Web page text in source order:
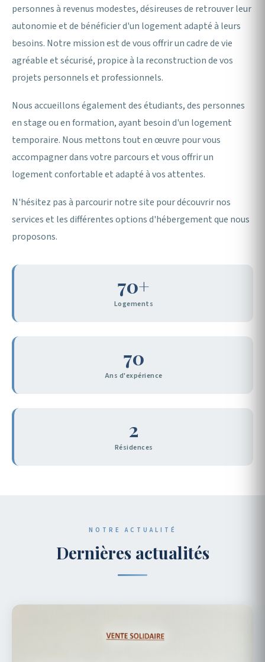
personnes à revenus modestes, désireuses de retrouver leur
autonomie et de bénéficier d'un logement adapté à leurs
besoins. Notre mission est de vous offrir un cadre de vie
agréable et sécurisé, propice à la reconstruction de vos
projets personnels et professionnels.
Nous accueillons également des étudiants, des personnes
en stage ou en formation, ayant besoin d'un logement
temporaire. Nous mettons tout en œuvre pour vous
accompagner dans votre parcours et vous offrir un
logement confortable et adapté à vos attentes.
N'hésitez pas à parcourir notre site pour découvrir nos
services et les différentes options d'hébergement que nous
proposons.
70+
Logements
70
Ans d'expérience
2
Résidences
NOTRE ACTUALITÉ
Dernières actualités